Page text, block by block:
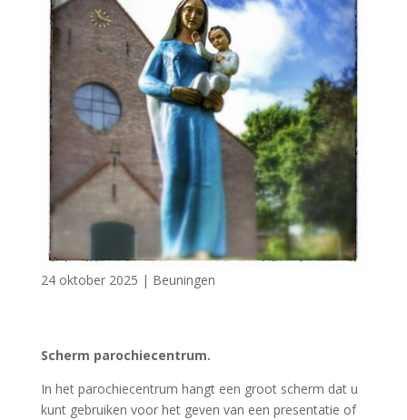
24 oktober 2025 | Beuningen
Scherm parochiecentrum.
In het parochiecentrum hangt een groot scherm dat u
kunt gebruiken voor het geven van een presentatie of